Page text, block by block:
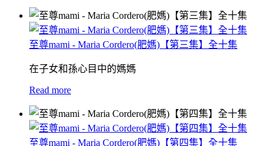
至尊mami - Maria Cordero(肥媽)【第三集】全十集
在子女和孫心目中的媽媽
Read more
至尊mami - Maria Cordero(肥媽)【第四集】全十集